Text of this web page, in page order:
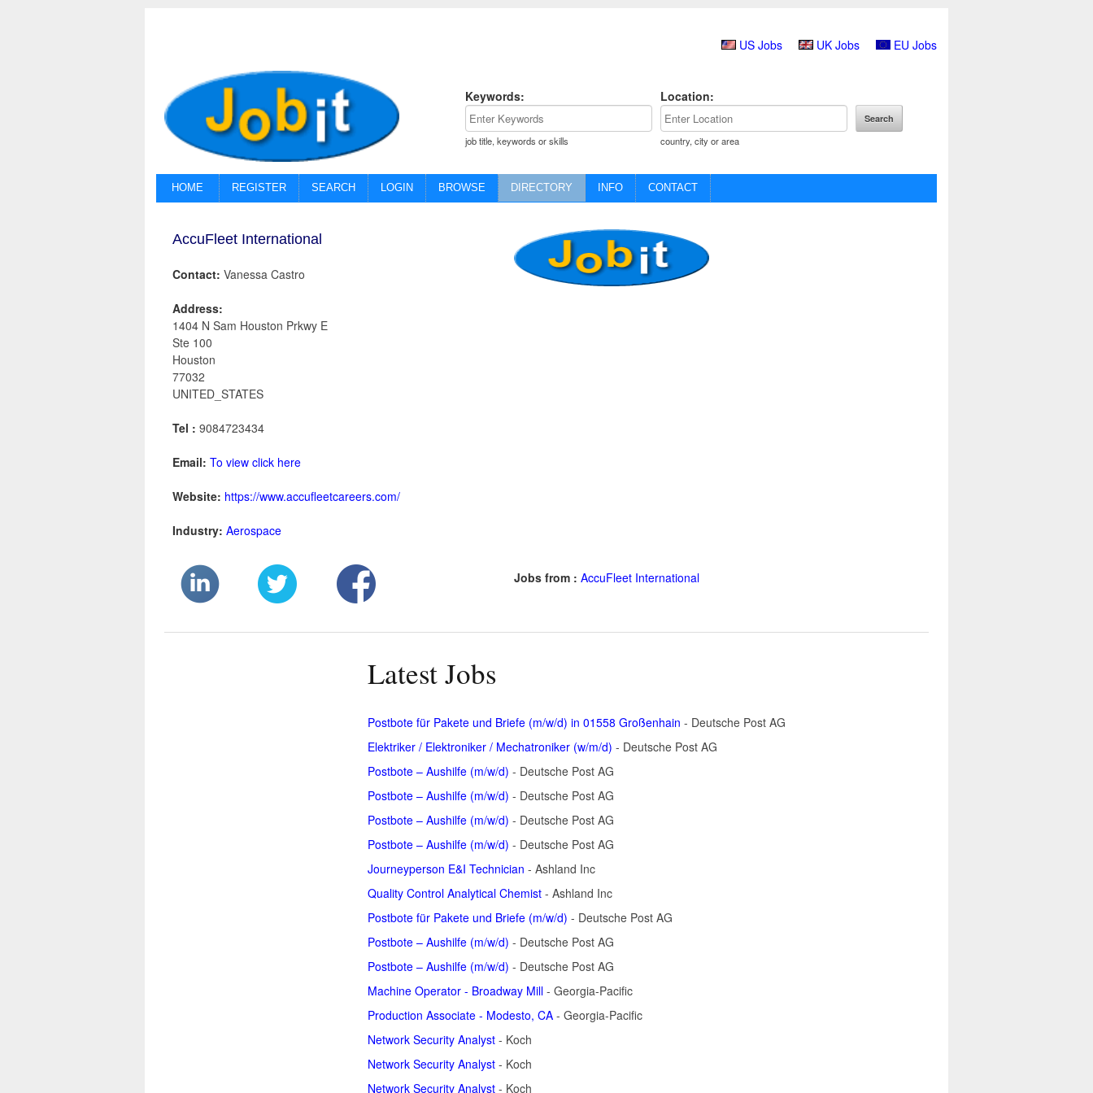
US Jobs UK Jobs EU Jobs
Keywords:
job title, keywords or skills
Location:
country, city or area
HOME REGISTER SEARCH LOGIN BROWSE DIRECTORY INFO CONTACT
AccuFleet International
Contact: Vanessa Castro
Address:
1404 N Sam Houston Prkwy E
Ste 100
Houston
77032
UNITED_STATES
Tel : 9084723434
Email: To view click here
Website: https://www.accufleetcareers.com/
Industry: Aerospace
Jobs from : AccuFleet International
Latest Jobs
Postbote für Pakete und Briefe (m/w/d) in 01558 Großenhain - Deutsche Post AG
Elektriker / Elektroniker / Mechatroniker (w/m/d) - Deutsche Post AG
Postbote – Aushilfe (m/w/d) - Deutsche Post AG
Postbote – Aushilfe (m/w/d) - Deutsche Post AG
Postbote – Aushilfe (m/w/d) - Deutsche Post AG
Postbote – Aushilfe (m/w/d) - Deutsche Post AG
Journeyperson E&I Technician - Ashland Inc
Quality Control Analytical Chemist - Ashland Inc
Postbote für Pakete und Briefe (m/w/d) - Deutsche Post AG
Postbote – Aushilfe (m/w/d) - Deutsche Post AG
Postbote – Aushilfe (m/w/d) - Deutsche Post AG
Machine Operator - Broadway Mill - Georgia-Pacific
Production Associate - Modesto, CA - Georgia-Pacific
Network Security Analyst - Koch
Network Security Analyst - Koch
Network Security Analyst - Koch